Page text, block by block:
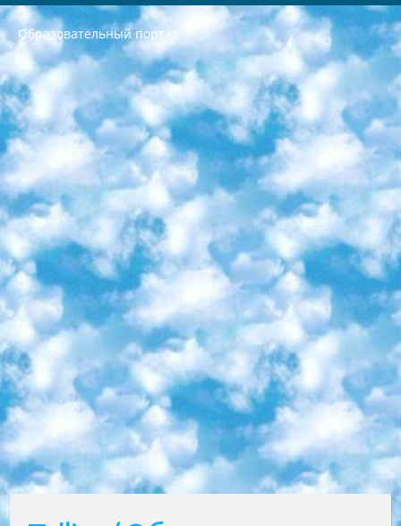
Образовательный портал
РЕСПУБЛИКА УЗБЕКИСТАН МИНИСТРЕРСТВО ДОШКОЛЬНОГО И ШКОЛЬНОГО ОБРАЗОВАНИЯ КОМАНДА в общеобразовательных учреждениях в 2023-2024 учебном году организация и проведение итоговой государственной аттестации обучающихся о Министра дошкольного и школьного образования Республики Узбекистан от 4 марта 2008 года (постановлением Минюста от 20 марта 2008 года № 1778 государственной регистрации) «Итоговое состояние учащихся общего среднего образования на основании положения об утверждении положения об аттестации общего среднего образования выпускной экзамен студентов в образовательных учреждениях в 2023-2024 учебном году В целях организации и прохождения аттестации приказываю: 1. Следующее: перечень предметов, по которым будет проводиться итоговая государственная аттестация и экзамен формы перевода согласно приложению 1; сертификаты международного образца, оценивающие уровень владения иностранными языками перечень согласно приложению 2; 2. Педагогический при специализированных образовательных учреждениях. научно-практический центр квалификации и международной оценки (Д.Давидова) 2024 г. До 25 марта: задания по предметам, по которым будет проводиться итоговая аттестация разработка и утверждение технических условий; итоговая аттестация на основании разработанного предметного задания разработка вопросов по предметам (устно и письменно), экзамен передача; общеобразовательные средние школы и специальные учебные заведения учащиеся выпускных классов школ и интернатов в агентской системе подготовка базы данных экзаменационных материалов и критериев оценки; перевод базы экзаменационных материалов на все языки обучения подать в Республиканский образовательный центр для изготовления; варианты экзаменов на основе разработанных контрольных материалов пусть будут поставлены задачи формирования. 3. Республиканский образовательный центр (Ш.Худайкулов) до 5 апреля 2024 года. до: база данных предоставленных экзаменационных материалов на все языки обучения перевод и экспертиза; для слепых, слабовидящих, глухих, слабослышащих и умственно отсталых детей учащиеся выпускных классов специализированных школ и школ-интернатов база данных экзаменационных материалов на всех преподаваемых языках подготовка критериев оценки; специализированные школы для умственно отсталых детей и технологии для учащихся выпускных классов школ-интернатов разработка соответствующих рекомендаций и критериев проведения ЕГЭ по естествознанию давать задания. 4. Педагогический при специализированных образовательных учреждениях. Научно-практический центр навыков и международной оценки (Д.Давидова), Республика образовательный центр (Худайкулов Ш.) итоговый государственный аттестационный экзамен ориентирован на творческое и логическое мышление при подготовке базы материалов учитывать введение заданий. 5. Следует отметить, что: сертификат государственного образца о знании общеобразовательного предмета и как минимум национальный уровень B1 по предметам на иностранных языках, указанным в Приложении 2. или международно признанный сертификат эквивалентного уровня студенты, изучающие определенный предмет, освобождаются от экзамена; по соответствующим предметам запланирована итоговая государственная аттестация за день до дня, путем жеребьевки Рабочей группой (в письменной форме по предметам, проводимым в форме) из числа сформированных вариантов выбрано 2 варианта; 2 выбранных варианта экзамена анонсированы на официальном сайте министерства и все выпускники по всей стране на основе этих вариантов проводит итоговую государственную аттестацию. 6. Государственное образование учащихся средних общеобразовательных учреждений. знания в соответствии с квалификационными требованиями, которые необходимо приобрести на основании стандартов итоговый (выпускной) контроль для 9 и 11 классов в целях тестирования Экзамены (далее – экзамены) состоят из предметов, перечисленных в приложении 1. будет сделано. 7. Экзамены пройдут с 26 мая по 15 июня 2024 г. (кроме науки физического воспитания). 8. Физическая для учащихся 9 классов общесредних образовательных учреждений. Экзамены по предмету «Образование, квалификация медицина» 1-6 мая 2024 года. сотрудники перевести под присмотр (с отклонениями в физическом или умственном развитии) специализированная школа для детей, школы-интернаты и со сколиозом школы-интернаты санаторного типа для больных детей исключены). 9. Он был слепым, слабовидящим и имел нарушения опорно-двигательного аппарата. экзамены в специализированных школах и интернатах для детей должны проводиться исходя из требований, предъявляемых к общеобразовательным учреждениям (физкультура кроме науки). 10. Специализированная школа для глухих и слабослышащих детей. и экзамены в интернатах и быть реализован в виде письменного теста по математике. 11. Специальность для умственно отсталых детей. Для 9 класса Родной язык и литературное письмо Государственный язык (язык обучения – узбекский). для неклассов) написано Математическое письмо Письменная/устная история Узбекистана Физическое воспитание практично Итоговый контроль Для 11 класса Написание родного языка и литературы (эссе) Математическое письмо Узбекский язык (обучение на узбекском языке) не посещающее общее среднее образование для учреждений)/Образовательное учреждение выбор письменный и устный Иностранный язык письменный/устный Письменная/устная история Узбекистана *По выбору студента:  Химия  Физика  Основы государственного права  География 10 бесплатных образовательных ресурсов - Мы составили подборку онлайн-проектов с интерактивными упражнениями, видеолекциями и статьями. Они помогут вам обрести новые и освежить старые знания бесплатно. 1. «ИНТУИТ» Старейшая образовательная площадка Рунета. Здесь вы найдёте сотни текстовых и видеокурсов на десятки различных тем — от программирования до психологии. Многие курсы подготовлены российскими университетами и крупными международными компаниями вроде Intel и Microsoft. Самостоятельное обучение бесплатное, но желающие могут оплатить услуги персональных наставников. 2. «Смартия» знакомит с актуальными профессиями и подсказывает, как им обучаться. Выбрав заинтересовавшую вас специальность — SMM-специалист, фотограф, веб-дизайнер или другую, — увидите список необходимых для неё умений. Чтобы вы могли освоить их самостоятельно, для каждого умения площадка отображает подборку ссылок на учебные материалы. Хотя «Смартия» ориентируется на русскоязычную аудиторию, часть контента всё же доступна только на английском. 3. «Лекторий Физтеха» Проект Московского физико-технического института (Физтеха). С его помощью вы можете смотреть онлайн серии лекций, записанные на видео в этом вузе. В числе доступных предметов — физика, биология, химия, информационные технологии и другие. К некоторым лекциям администрация ресурса прилагает готовые конспекты, которые можно скачивать в PDF-формате. 4. ITMOcourses Онлайн-площадка Санкт-Петербургского национального исследовательского университета информационных технологий, механики и оптики (ИТМО). Ресурс предоставляет свободный доступ к курсам, разработанным в этом вузе. Каталог материалов разбит на четыре категории: «Оптические системы и технологии», «Приборостроение и робототехника», «Информационные технологии» и «Биотехнологии». Курсы состоят из видеолекций, интерактивных демонстраций и заданий. 5. «КиберЛенинка» Электронная научная библиотека открытого доступа. Каталог площадки регулярно обрастает текстами статей из различных научных изданий. Сгруппированные по журналам и рубрикам публикации можно читать онлайн или скачивать целиком в PDF-формате. Проект нацелен на популяризацию науки за счёт открытого доступа к качественной информации. 6. «ПостНаука» На этом ресурсе публикуют подборки видеолекций, составленные экспертами из разных отраслей и объединённые общими темами. Среди них, к примеру, есть серии «Биоинформатика и геномика», «Культура средневековой Скандинавии» и Cinema Studies о теории кино. Каждая подборка лекций — логически связанная история, рассказанная экспертом от первого лица. Кроме того, на сайте появляются научно-образовательные статьи и тесты на разные темы. 7. «Newочём» Команда проекта «Newочём» отбирает самые интересные тексты из англоязычных СМИ и переводит те из них, за которые голосуют участники сообщества «ВКонтакте». По большей части это научно-популярные статьи. Редакторы придумывают лишь заголовки, в остальном содержание переводов соответствует оригиналам. Полные тексты можно читать прямо в социальной сети. 8. InternetUrok Онлайн-база материалов по основным дисциплинам школьной программы. Информация на сайте структурирована по классам, предметам и темам (урокам). Каждый урок состоит из видеолекций и конспектов. Есть также интерактивные тренажёры и тесты для закрепления пройденного материала. Даже если вы давно окончили школу, возможность повторить программу старших классов всегда может пригодиться. 9. Edutainme Ещё один ресурс об образовании. В отличие от Newtonew, как мне кажется, Edutainme больше ориентируется на представителей индустрии: педагогов, предпринимателей, разработчиков образовательных проектов. Но и любой, кто просто стремится к саморазвитию, найдёт на сайте много полезного и интересного для себя. Например, информацию о новых курсах и образовательных сервисах. 10. Newtonew Онлайн-медиа об образовании и обучении в широком смысле. Авторы Newtonew пишут об инструментах, заведениях, тактиках и стратегиях, которые помогают учить других и получать новые знания самостоятельно. На этой площадке вы найдёте новости, обзоры, аналитические мат